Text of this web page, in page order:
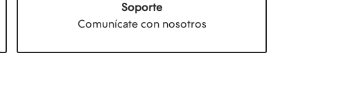
Soporte
Comunícate con nosotros